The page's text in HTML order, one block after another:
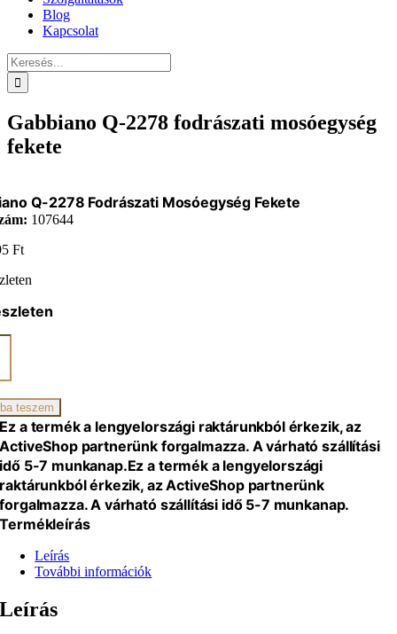
Blog
Kapcsolat
Keresés...
Gabbiano Q-2278 fodrászati mosóegység
fekete
Q-2278 Fodrászati Mosóegység Fekete
107644
Ft
teszem
Ez a termék a lengyelországi raktárunkból érkezik, az
ActiveShop partnerünk forgalmazza. A várható szállítási
idő 5-7 munkanap.Ez a termék a lengyelországi
raktárunkból érkezik, az ActiveShop partnerünk
forgalmazza. A várható szállítási idő 5-7 munkanap.
Termékleírás
Leírás
További információk
Leírás